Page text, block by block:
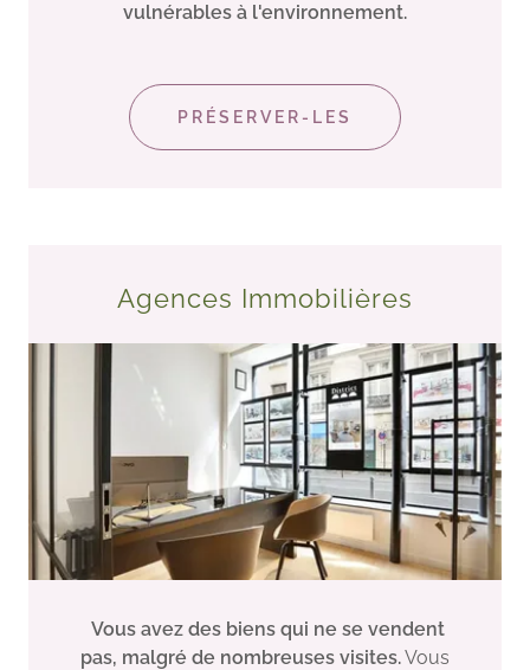
vulnérables à l'environnement.
PRÉSERVER-LES
Agences Immobilières
Vous avez des biens qui ne se vendent
pas, malgré de nombreuses visites.Vous